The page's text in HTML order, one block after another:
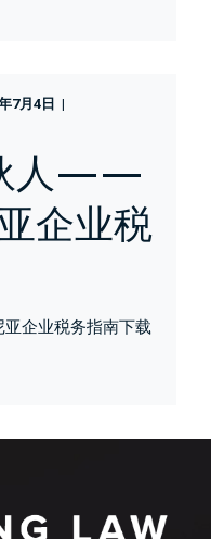
7月4日
人——
企业税
企业税务指南下载